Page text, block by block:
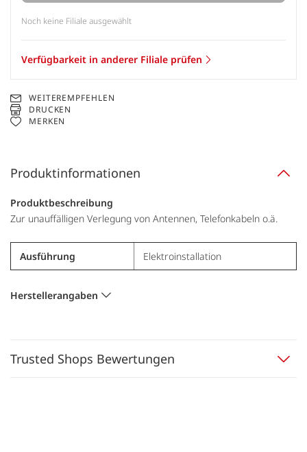
Noch keine Filiale ausgewählt
Verfügbarkeit in anderer Filiale prüfen
WEITEREMPFEHLEN
DRUCKEN
MERKEN
Produktinformationen
Produktbeschreibung
Zur unauffälligen Verlegung von Antennen, Telefonkabeln o.ä.
Ausführung Elektroinstallation
Herstellerangaben
Trusted Shops Bewertungen